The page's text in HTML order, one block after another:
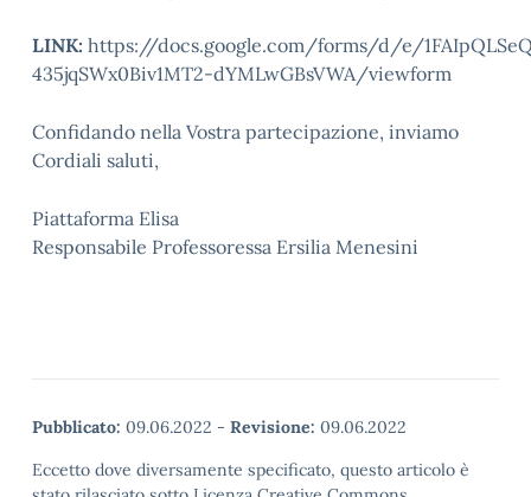
LINK: https://docs.google.com/forms/d/e/
435jqSWx0Biv1MT2-dYMLwGBsVWA/viewform
Confidando nella Vostra partecipazione, inviamo
Cordiali saluti,
Piattaforma Elisa
Responsabile Professoressa Ersilia Menesini
Pubblicato: 09.06.2022 - Revisione: 09.06.2022
Eccetto dove diversamente specificato, questo articolo è